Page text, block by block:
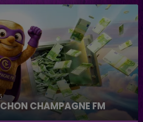
CHAMPAGNE FM